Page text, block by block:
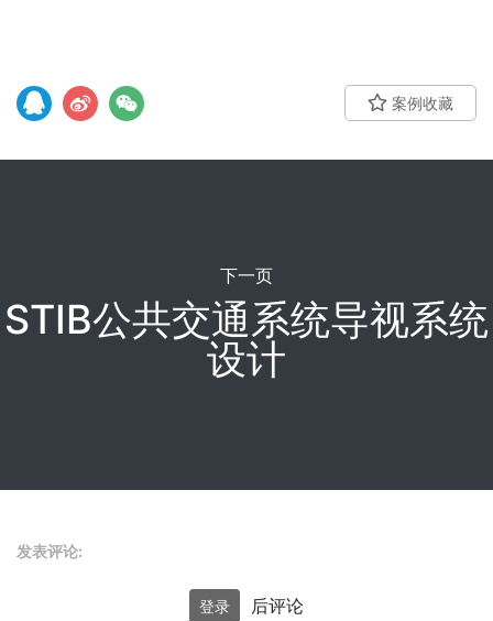
案例收藏
下一页
STIB公共交通系统导视系统
设计
发表评论:
登录 后评论